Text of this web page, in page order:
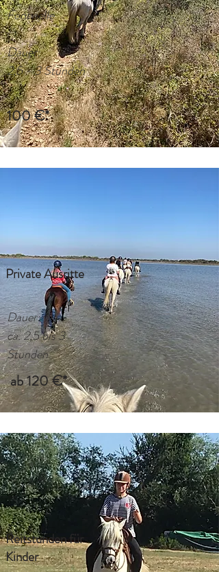
Fontvielle
Dauer:
2,5 - 3 Stunden
100 €*
Private Ausritte
Dauer:
ca. 2,5 bis 3
Stunden
ab 120 €*
Reitstunden für
Kinder